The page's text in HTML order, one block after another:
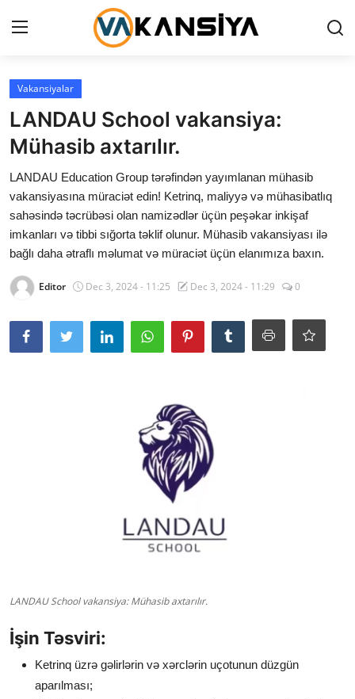
Login
Maliyyə
Əlaqə
Xəbərlər
Vakansiyalar
LANDAU School vakansiya:
Mühasib axtarılır.
LANDAU Education Group tərəfindən yayımlanan mühasib
vakansiyasına müraciət edin! Ketrinq, maliyyə və mühasibatlıq
sahəsində təcrübəsi olan namizədlər üçün peşəkar inkişaf
imkanları və tibbi sığorta təklif olunur. Mühasib vakansiyası ilə
bağlı daha ətraflı məlumat və müraciət üçün elanımıza baxın.
Editor Dec 3, 2024 - 11:25 Dec 3, 2024 - 11:29 0
LANDAU School vakansiya: Mühasib axtarılır.
İşin Təsviri:
Ketrinq üzrə gəlirlərin və xərclərin uçotunun düzgün
aparılması;